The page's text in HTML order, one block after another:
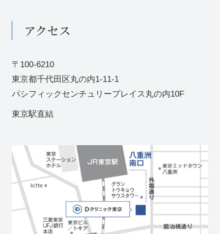
アクセス
〒100-6210
東京都千代田区丸の内1-11-1
パシフィックセンチュリープレイス丸の内10F
東京駅直結